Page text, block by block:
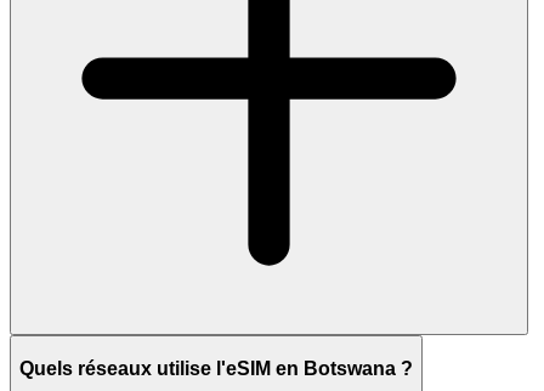
Quels réseaux utilise l'eSIM en Botswana ?